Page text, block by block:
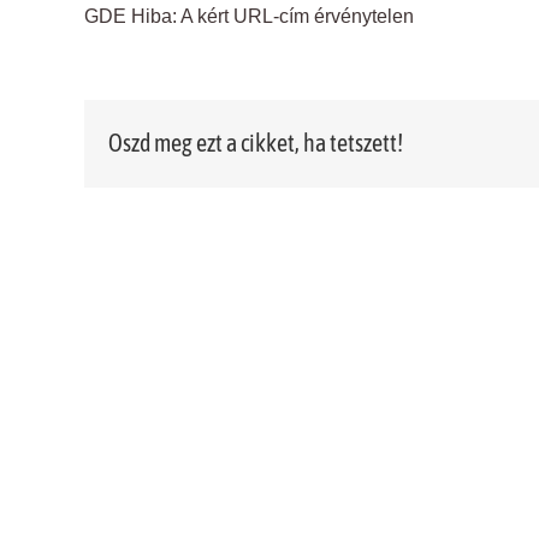
GDE Hiba: A kért URL-cím érvénytelen
Oszd meg ezt a cikket, ha tetszett!